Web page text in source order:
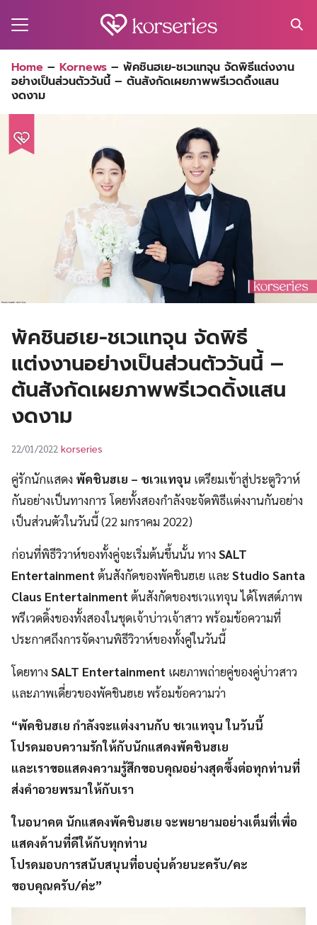
for:
Home – Kornews – พัคชินฮเย-ชเวแทจุน จัดพิธีแต่งงาน
อย่างเป็นส่วนตัววันนี้ – ต้นสังกัดเผยภาพพรีเวดดิ้งแสน
งดงาม
พัคชินฮเย-ชเวแทจุน จัดพิธี
แต่งงานอย่างเป็นส่วนตัววันนี้ –
ต้นสังกัดเผยภาพพรีเวดดิ้งแสน
งดงาม
22/01/2022 korseries
คู่รักนักแสดง พัคชินฮเย – ชเวแทจุน เตรียมเข้าสู่ประตูวิวาห์
กันอย่างเป็นทางการ โดยทั้งสองกำลังจะจัดพิธีแต่งงานกันอย่าง
เป็นส่วนตัวในวันนี้ (22 มกราคม 2022)
ก่อนที่พิธีวิวาห์ของทั้งคู่จะเริ่มต้นขึ้นนั้น ทางSALT
Entertainment ต้นสังกัดของพัคชินฮเย และ Studio Santa
Claus Entertainment ต้นสังกัดของชเวแทจุน ได้โพสต์ภาพ
พรีเวดดิ้งของทั้งสองในชุดเจ้าบ่าวเจ้าสาว พร้อมข้อความที่
ประกาศถึงการจัดงานพิธีวิวาห์ของทั้งคู่ในวันนี้
โดยทางSALT Entertainment เผยภาพถ่ายคู่ของคู่บ่าวสาว
และภาพเดี่ยวของพัคชินฮเย พร้อมข้อความว่า
“พัคชินฮเย กำลังจะแต่งงานกับ ชเวแทจุน ในวันนี้
โปรดมอบความรักให้กับนักแสดงพัคชินฮเย
และเราขอแสดงความรู้สึกขอบคุณอย่างสุดซึ้งต่อทุกท่านที่
ส่งคำอวยพรมาให้กับเรา
ในอนาคต นักแสดงพัคชินฮเย จะพยายามอย่างเต็มที่เพื่อ
แสดงด้านที่ดีให้กับทุกท่าน
โปรดมอบการสนับสนุนที่อบอุ่นด้วยนะครับ/คะ
ขอบคุณครับ/ค่ะ”